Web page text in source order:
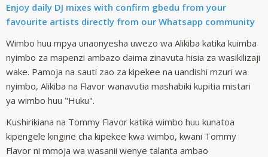
Enjoy daily DJ mixes with confirm gbedu from your
favourite artists directly from our Whatsapp community
Wimbo huu mpya unaonyesha uwezo wa Alikiba katika kuimba
nyimbo za mapenzi ambazo daima zinavuta hisia za wasikilizaji
wake. Pamoja na sauti zao za kipekee na uandishi mzuri wa
nyimbo, Alikiba na Flavor wanavutia mashabiki kupitia mistari
ya wimbo huu "Huku".
Kushirikiana na Tommy Flavor katika wimbo huu kunatoa
kipengele kingine cha kipekee kwa wimbo, kwani Tommy
Flavor ni mmoja wa wasanii wenye talanta ambao